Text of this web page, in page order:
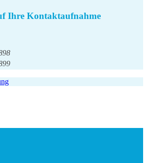
Ihre Kontaktaufnahme